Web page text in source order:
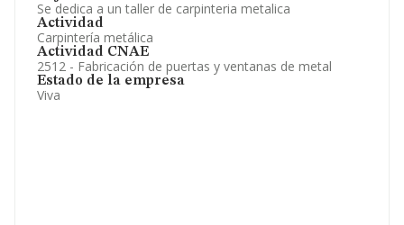
Se dedica a un taller de carpinteria metalica
Actividad
Carpintería metálica
Actividad CNAE
2512 - Fabricación de puertas y ventanas de metal
Estado de la empresa
Viva